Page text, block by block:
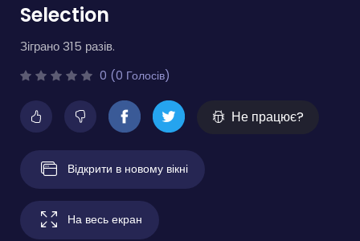
Selection
Зіграно 315 разів.
0 (0 Голосів)
Не працює?
Відкрити в новому вікні
На весь екран